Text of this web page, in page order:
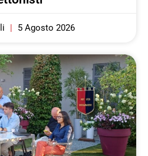
5 Agosto 2026